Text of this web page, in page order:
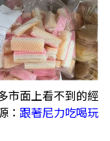
市面上看不到的經
： 跟著尼力吃喝玩